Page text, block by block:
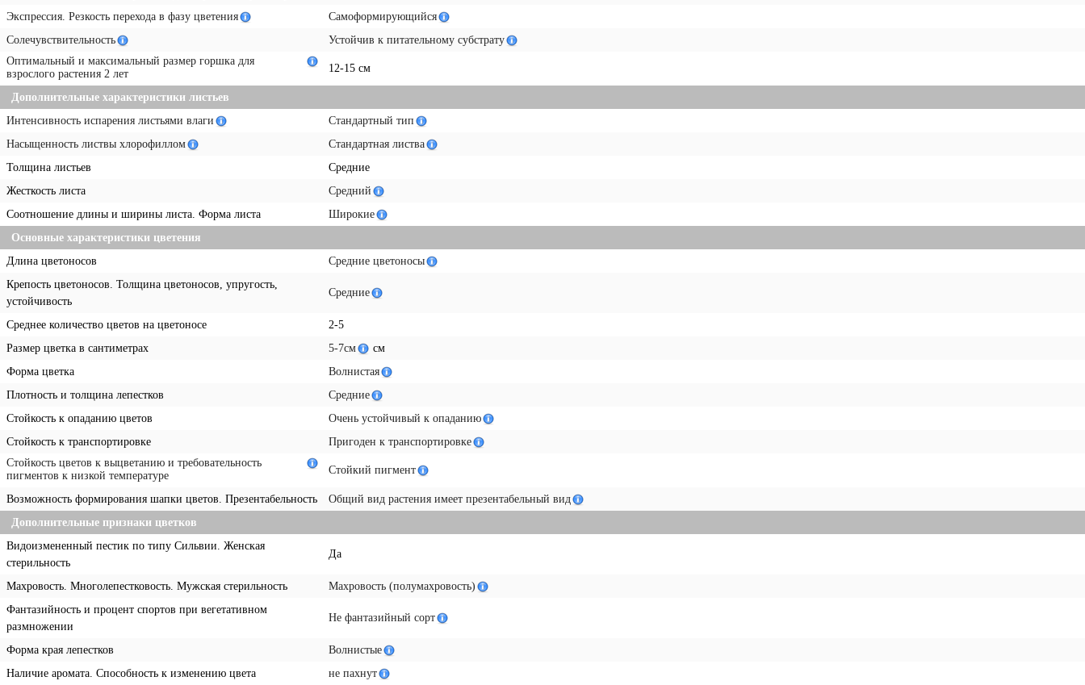
Экспрессия. Резкость перехода в фазу цветения
Самоформирующийся
Солечувствительность
Устойчив к питательному субстрату
Оптимальный и максимальный размер горшка для
взрослого растения 2 лет
12-15 см
Дополнительные характеристики листьев
Интенсивность испарения листьями влаги
Стандартный тип
Насыщенность листвы хлорофиллом
Стандартная листва
Толщина листьев
Средние
Жесткость листа
Средний
Соотношение длины и ширины листа. Форма листа
Широкие
Основные характеристики цветения
Длина цветоносов
Средние цветоносы
Крепость цветоносов. Толщина цветоносов, упругость,
устойчивость
Средние
Среднее количество цветов на цветоносе
2-5
Размер цветка в сантиметрах
5-7см
см
Форма цветка
Волнистая
Плотность и толщина лепестков
Средние
Стойкость к опаданию цветов
Очень устойчивый к опаданию
Стойкость к транспортировке
Пригоден к транспортировке
Стойкость цветов к выцветанию и требовательность
пигментов к низкой температуре
Стойкий пигмент
Возможность формирования шапки цветов. Презентабельность
Общий вид растения имеет презентабельный вид
Дополнительные признаки цветков
Видоизмененный пестик по типу Сильвии. Женская
стерильность
Да
Махровость. Многолепестковость. Мужская стерильность
Махровость (полумахровость)
Фантазийность и процент спортов при вегетативном
размножении
Не фантазийный сорт
Форма края лепестков
Волнистые
Наличие аромата. Способность к изменению цвета
не пахнут